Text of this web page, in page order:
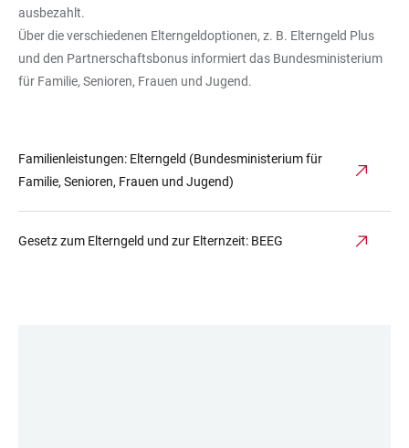
ausbezahlt.
Über die verschiedenen Elterngeldoptionen, z. B. Elterngeld Plus
und den Partnerschaftsbonus informiert das Bundesministerium
für Familie, Senioren, Frauen und Jugend.
Familienleistungen: Elterngeld (Bundesministerium für
Familie, Senioren, Frauen und Jugend)
Gesetz zum Elterngeld und zur Elternzeit: BEEG